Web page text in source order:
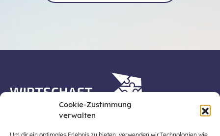
Cookie-Zustimmung
verwalten
Stiftung für Wirtschaftsbildung, Österreichs zentraler